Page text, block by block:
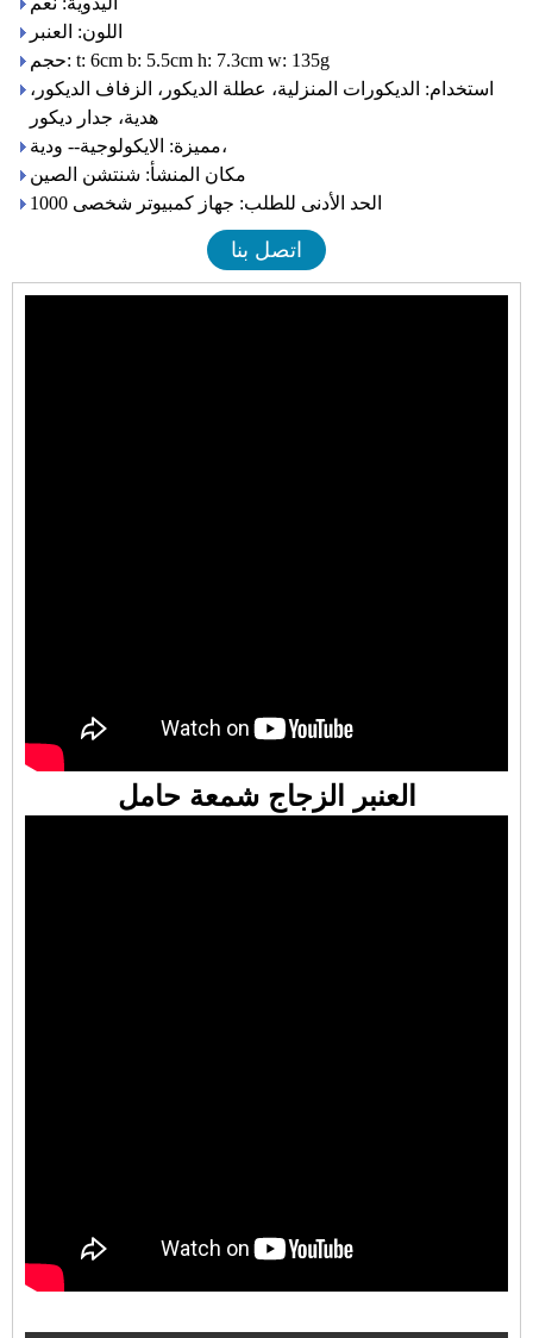
اللون: العنبر
حجم: t: 6cm b: 5.5cm h: 7.3cm w: 135g
استخدام: الديكورات المنزلية، عطلة الديكور، الزفاف الديكور،
هدية، جدار ديكور
مميزة: الايكولوجية-- ودية،
مكان المنشأ: شنتشن الصين
الحد الأدنى للطلب: جهاز كمبيوتر شخصى 1000
اتصل بنا
العنبر الزجاج شمعة حامل